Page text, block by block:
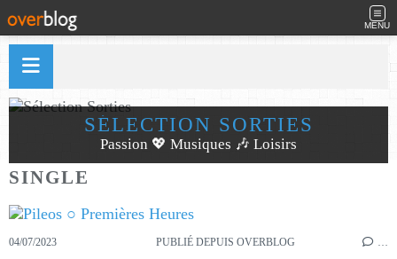
MENU
SÉLECTION SORTIES
Passion 💖 Musiques 🎶 Loisirs
SINGLE
04/07/2023 PUBLIÉ DEPUIS OVERBLOG …